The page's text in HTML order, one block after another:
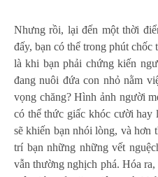
Nhưng rồi, lại đến một thời
đấy, bạn có thể trong phút
là khi bạn phải chứng kiến
đang nuôi đứa con nhỏ nằm
vọng chăng? Hình ảnh ​​người
có thể thức giấc khóc cười hay
sẽ khiến bạn nhói lòng, và hơn
trí bạn những những vết
vẫn thường nghịch phá. Hóa